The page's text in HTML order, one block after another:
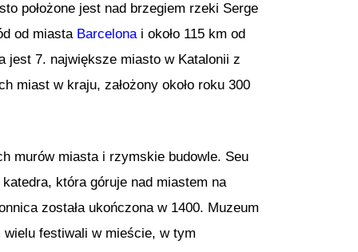
położone jest nad brzegiem rzeki Serge
od miasta Barcelonai około 115 km od
jest 7. największe miasto w Katalonii z
miast w kraju, założony około roku 300
murów miasta i rzymskie budowle. Seu
która góruje nad miastem na
została ukończona w 1400. Muzeum
festiwali w mieście, w tym